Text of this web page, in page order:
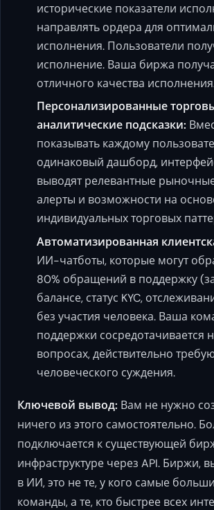
исторические показатели
направлять ордера для
исполнения. Пользователи
исполнение. Ваша биржа
отличного качества
Персонализированные
аналитические подсказки:
показывать каждому
одинаковый дашборд,
выводят релевантные
алерты и возможности на
индивидуальных торговых
Автоматизированная
ИИ-чатботы, которые могут
80% обращений в поддержку
балансе, статус KYC,
без участия человека. Ваша
поддержки сосредотачивается
вопросах, действительно
человеческого суждения.
Ключевой вывод: Вам не нужно
ничего из этого самостоятельно.
подключается к существующей
инфраструктуре через API. Биржи,
в ИИ, это не те, у кого самые
команды, а те, кто быстрее всех